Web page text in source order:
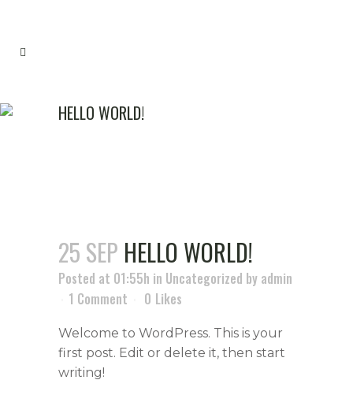
HELLO WORLD!
25 SEP HELLO WORLD!
Posted at 01:55h in Uncategorized by admin
1 Comment
0 Likes
Welcome to WordPress. This is your
first post. Edit or delete it, then start
writing!